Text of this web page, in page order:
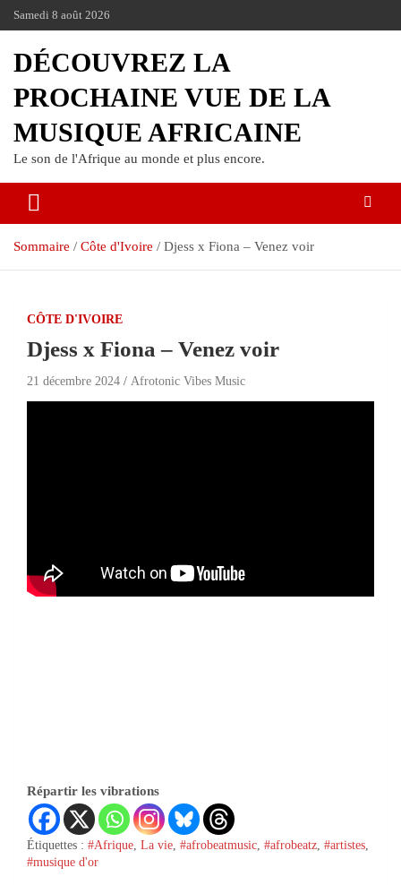
Passer
contenu
Samedi 8 août 2026
DÉCOUVREZ LA
PROCHAINE VUE DE LA
MUSIQUE AFRICAINE
Le son de l'Afrique au monde et plus encore.
Sommaire Côte d'Ivoire Djess x Fiona – Venez voir
CÔTE D'IVOIRE
Djess x Fiona – Venez voir
21 décembre 2024 Afrotonic Vibes Music
Répartir les vibrations
Étiquettes : #Afrique La vie #afrobeatmusic #afrobeatz #artistes
#musique d'or